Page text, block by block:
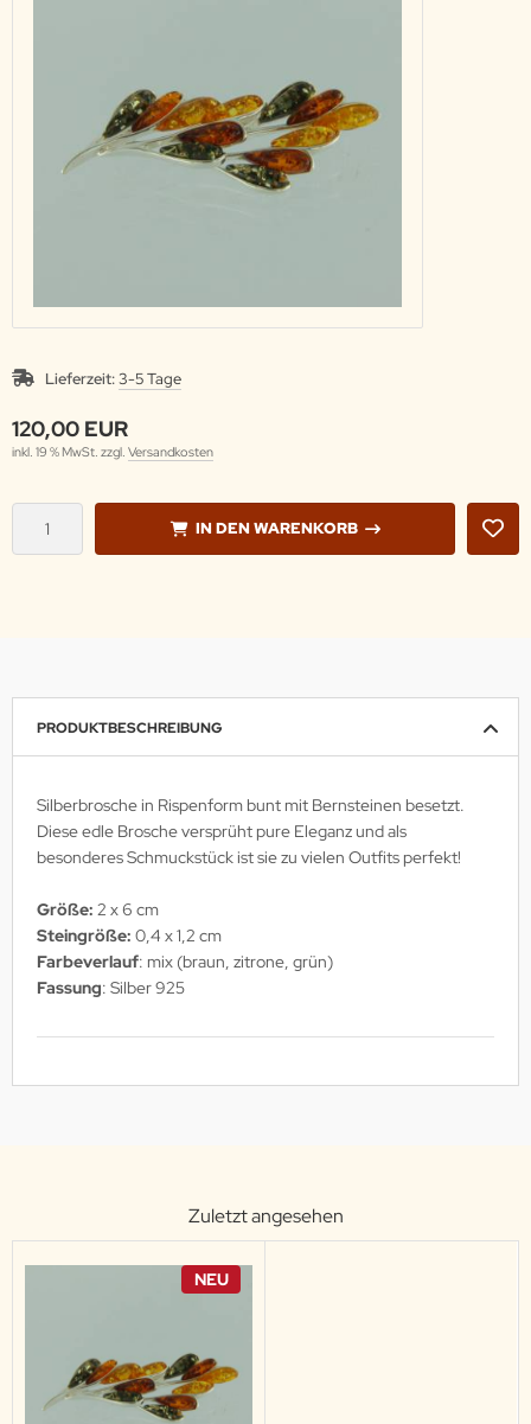
Lieferzeit:3-5 Tage
120,00 EUR
inkl. 19 % MwSt. zzgl. Versandkosten
IN DEN WARENKORB
PRODUKTBESCHREIBUNG
Silberbrosche in Rispenform bunt mit Bernsteinen besetzt.
Diese edle Brosche versprüht pure Eleganz und als
besonderes Schmuckstück ist sie zu vielen Outfits perfekt!
Größe: 2 x 6 cm
Steingröße: 0,4 x 1,2 cm
Farbeverlauf: mix (braun, zitrone, grün)
Fassung: Silber 925
Zuletzt angesehen
NEU